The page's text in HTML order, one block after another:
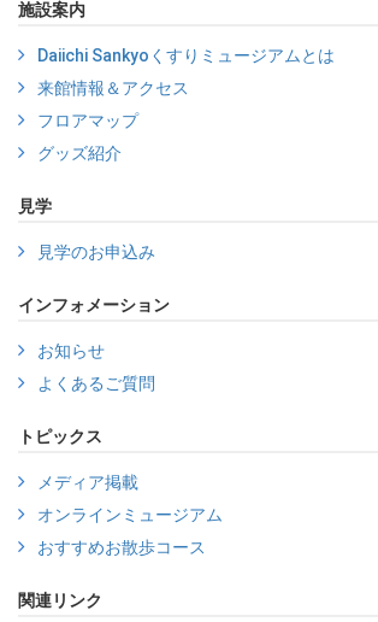
施設案内
Daiichi Sankyoくすりミュージアムとは
来館情報＆アクセス
フロアマップ
グッズ紹介
見学
見学のお申込み
インフォメーション
お知らせ
よくあるご質問
トピックス
メディア掲載
オンラインミュージアム
おすすめお散歩コース
関連リンク